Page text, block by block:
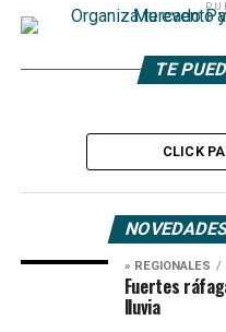
TE
CLICK
» REGIONALES
Fuertes
lluvia